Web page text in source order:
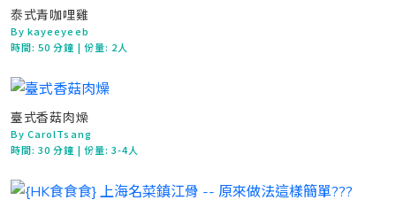
泰式青咖哩雞
By kayeeyeeb
時間:50 分鐘 | 份量: 2人
臺式香菇肉燥
By CarolTsang
時間:30 分鐘 | 份量: 3-4人